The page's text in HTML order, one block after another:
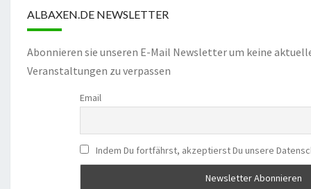
ALBAXEN.DE NEWSLETTER
Abonnieren sie unseren E-Mail Newsletter um keine
Veranstaltungen zu verpassen
Email
Indem Du fortfährst, akzeptierst Du unsere